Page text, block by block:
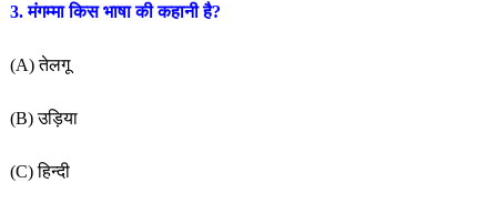
3. मंगम्मा किस भाषा की कहानी है?
(A) तेलगू
(B) उड़िया
(C) हिन्दी